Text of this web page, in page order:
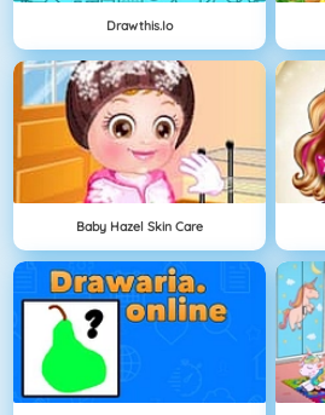
Drawthis.io
Baby Hazel Skin Care